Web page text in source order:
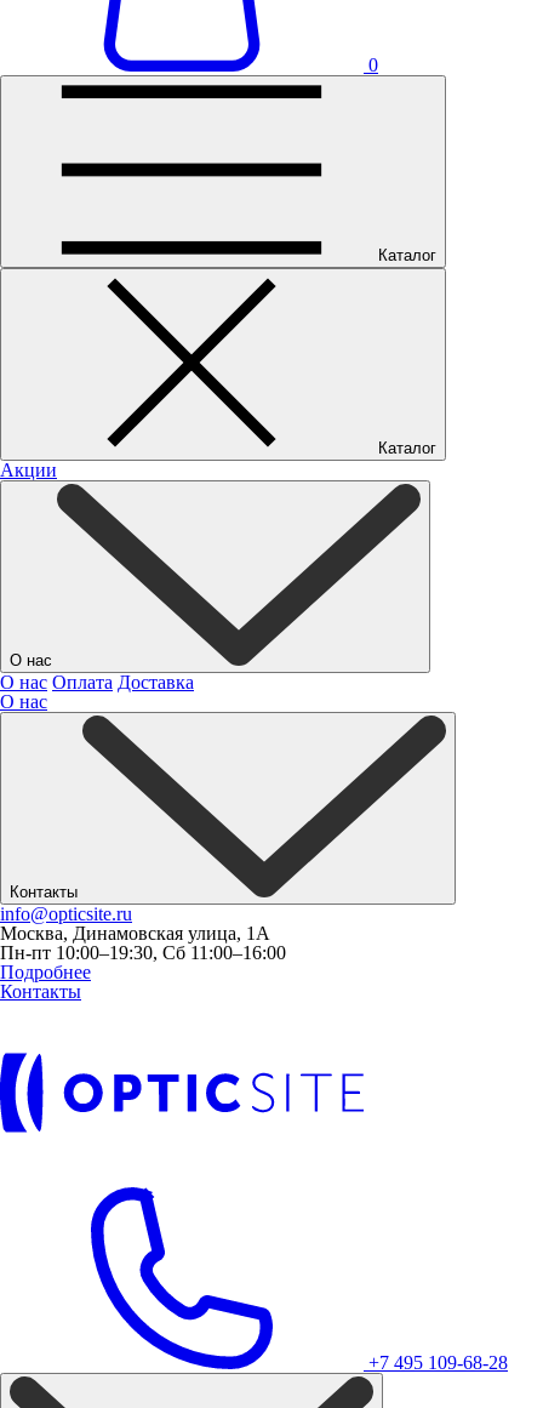
0
Каталог
Каталог
Акции
О нас
О нас Оплата Доставка
О нас
Контакты
info@opticsite.ru
Москва, Динамовская улица, 1А
Пн-пт 10:00–19:30, Сб 11:00–16:00
Подробнее
Контакты
+7 495 109-68-28